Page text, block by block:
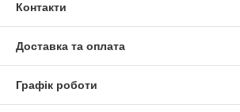
Контакти
Доставка та оплата
Графік роботи